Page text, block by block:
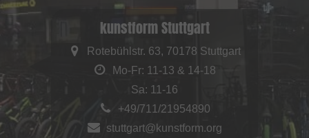
kunstform Stuttgart
Rotebühlstr. 63, 70178 Stuttgart
Mo-Fr: 11-13 & 14-18
Sa: 11-16
+49/711/21954890
stuttgart@kunstform.org